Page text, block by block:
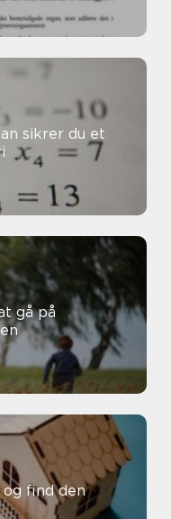
gå på
find den